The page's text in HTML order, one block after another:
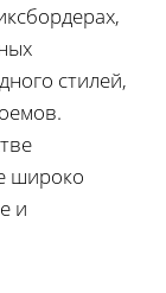
стилей,
широко
и